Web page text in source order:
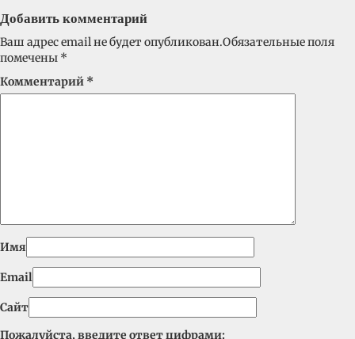
Добавить комментарий
Ваш адрес email не будет опубликован.Обязательные поля
помечены *
Комментарий *
Имя
Email
Сайт
Пожалуйста, введите ответ цифрами: